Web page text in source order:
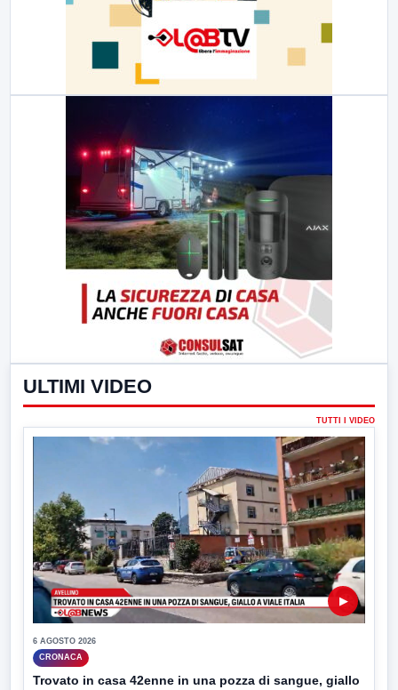
ULTIMI VIDEO
TUTTI I VIDEO
▶
6 AGOSTO 2026
CRONACA
Trovato in casa 42enne in una pozza di sangue, giallo